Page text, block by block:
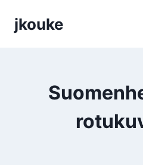
sisältöön
jkouke